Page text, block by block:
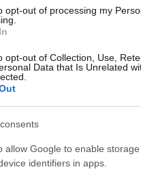
opt-out of processing my
opt-out of Collection, Use,
Data that Is Unrelated
allow Google to enable
identifiers in apps.
είναι κρίσιμη για
αθροιστικών,
αναφέρουν στην
τοξικολόγος Lee